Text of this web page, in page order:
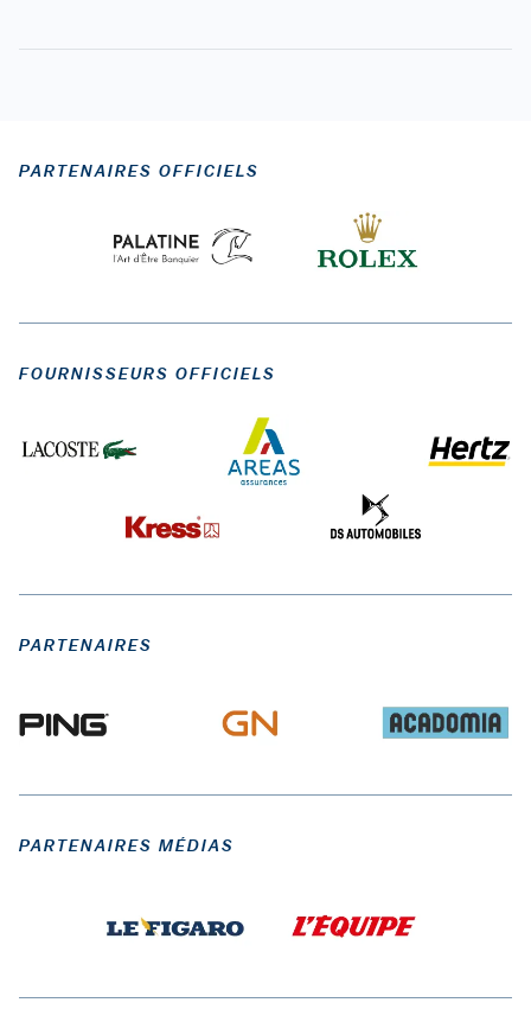
PARTENAIRES OFFICIELS
FOURNISSEURS OFFICIELS
PARTENAIRES
PARTENAIRES MÉDIAS